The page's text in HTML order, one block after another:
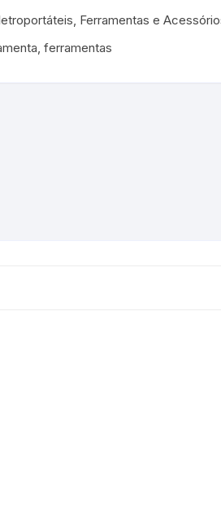
Ferramentas e
, ferramentas